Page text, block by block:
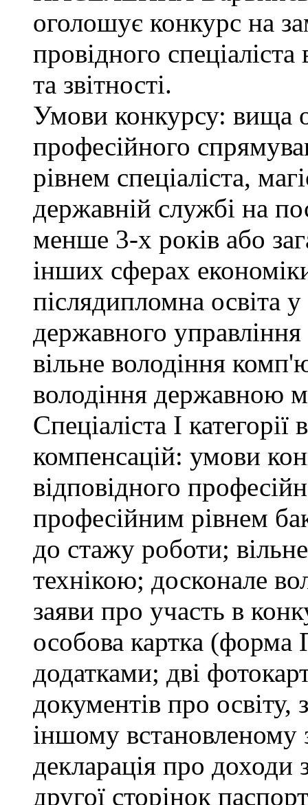
оголошує конкурс на
провідного
та звітності.
Умови конкурсу: вища
професійного
рівнем спеціаліста,
державній службі на
менше 3-х років або
інших сферах
післядипломна освіта
державного управління
вільне володіння
володіння державною
Спеціаліста І
компенсацій: умови
відповідного
професійним рівнем
до стажу роботи;
технікою; досконале
заяви про участь в
особова картка
додатками; дві
документів про освіту,
іншому встановленому
декларація про доходи
другої сторінок